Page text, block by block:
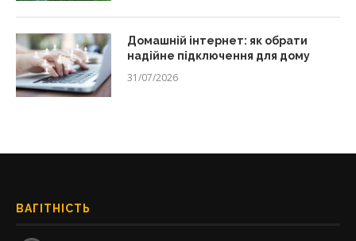
Домашній інтернет: як обрати
надійне підключення для дому
31/07/2026
ВАГІТНІСТЬ